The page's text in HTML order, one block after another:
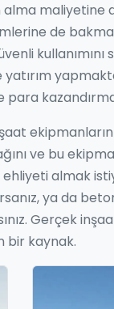
maliyetine
de
kullanımını
ve bu
ehliyeti almak
ya da
Gerçek
bir kaynak.